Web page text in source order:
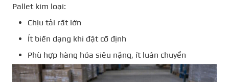
Pallet kim loại:
Chịu tải rất lớn
Ít biến dạng khi đặt cố định
Phù hợp hàng hóa siêu nặng, ít luân chuyển